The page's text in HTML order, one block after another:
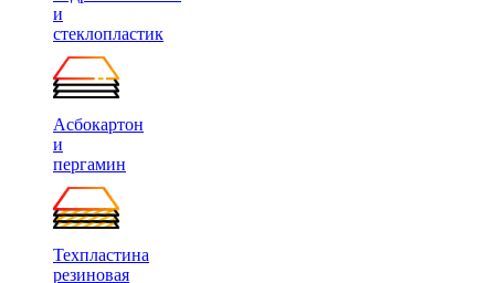
и
стеклопластик
Асбокартон
и
пергамин
Техпластина
резиновая